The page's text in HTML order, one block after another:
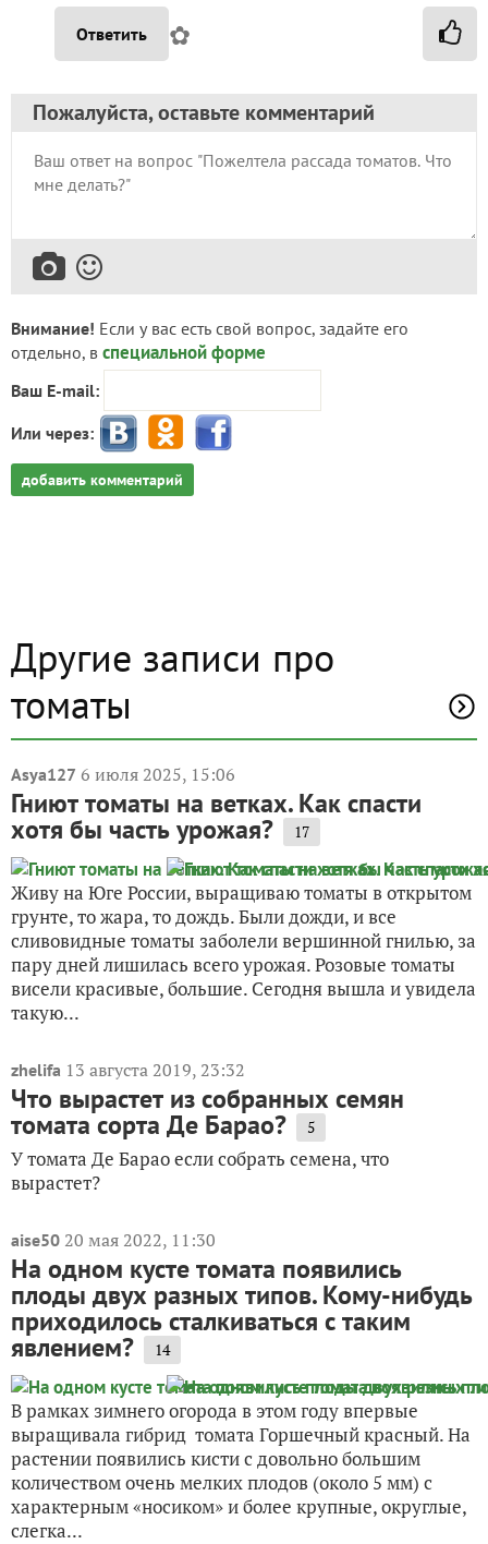
Ответить ✿
Пожалуйста, оставьте комментарий
Внимание! Если у вас есть свой вопрос, задайте его
отдельно, в специальной форме
Ваш E-mail:
Или через:
добавить комментарий
Другие записи про
томаты
Asya127 6 июля 2025, 15:06
Гниют томаты на ветках. Как спасти
хотя бы часть урожая? 17
Живу на Юге России, выращиваю томаты в открытом
грунте, то жара, то дождь. Были дожди, и все
сливовидные томаты заболели вершинной гнилью, за
пару дней лишилась всего урожая. Розовые томаты
висели красивые, большие. Сегодня вышла и увидела
такую...
zhelifa 13 августа 2019, 23:32
Что вырастет из собранных семян
томата сорта Де Барао? 5
У томата Де Барао если собрать семена, что
вырастет?
aise50 20 мая 2022, 11:30
На одном кусте томата появились
плоды двух разных типов. Кому-нибудь
приходилось сталкиваться с таким
явлением? 14
В рамках зимнего огорода в этом году впервые
выращивала гибрид томата Горшечный красный. На
растении появились кисти с довольно большим
количеством очень мелких плодов (около 5 мм) с
характерным «носиком» и более крупные, округлые,
слегка...